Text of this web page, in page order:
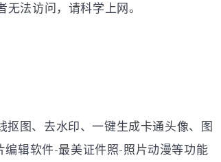
法访问，请科学上网。
图、去水印、一键生成卡通头像、图
辑软件-最美证件照-照片动漫等功能